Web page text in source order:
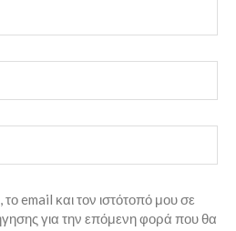
email και τον ιστότοπό μου σε
για την επόμενη φορά που θα